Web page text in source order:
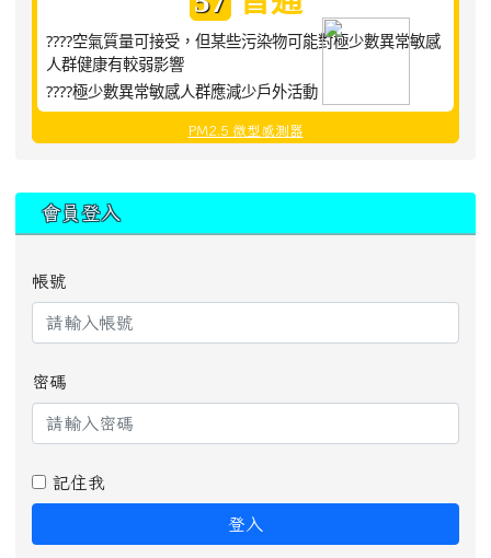
????空氣質量可接受，但某些污染物可能對極少數異常敏感
人群健康有較弱影響
????極少數異常敏感人群應減少戶外活動
PM2.5 微型感測器
會員登入
帳號
密碼
記住我
登入